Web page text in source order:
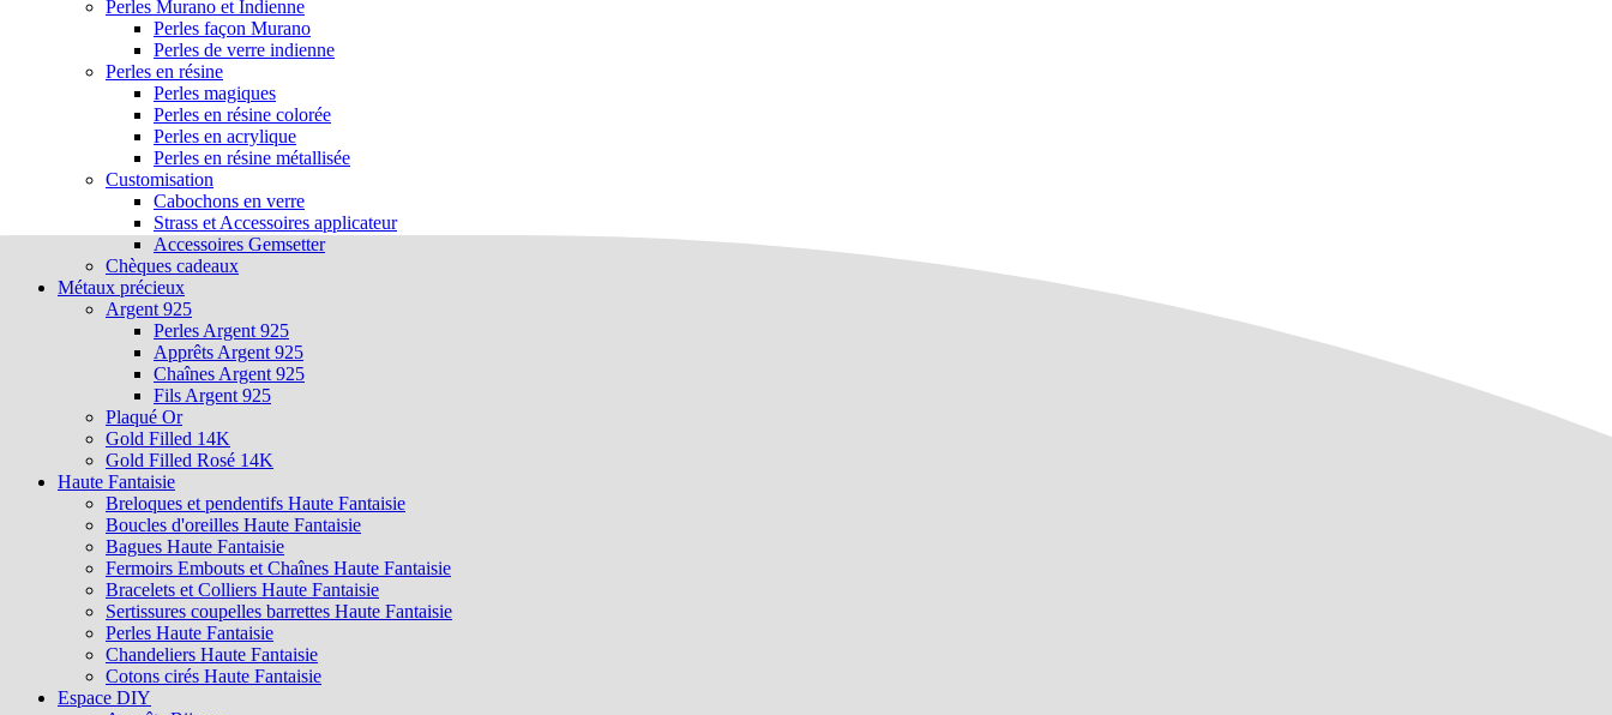
Perles Murano et Indienne
Perles façon Murano
Perles de verre indienne
Perles en résine
Perles magiques
Perles en résine colorée
Perles en acrylique
Perles en résine métallisée
Customisation
Cabochons en verre
Strass et Accessoires applicateur
Accessoires Gemsetter
Chèques cadeaux
Métaux précieux
Argent 925
Perles Argent 925
Apprêts Argent 925
Chaînes Argent 925
Fils Argent 925
Plaqué Or
Gold Filled 14K
Gold Filled Rosé 14K
Haute Fantaisie
Breloques et pendentifs Haute Fantaisie
Boucles d'oreilles Haute Fantaisie
Bagues Haute Fantaisie
Fermoirs Embouts et Chaînes Haute Fantaisie
Bracelets et Colliers Haute Fantaisie
Sertissures coupelles barrettes Haute Fantaisie
Perles Haute Fantaisie
Chandeliers Haute Fantaisie
Cotons cirés Haute Fantaisie
Espace DIY